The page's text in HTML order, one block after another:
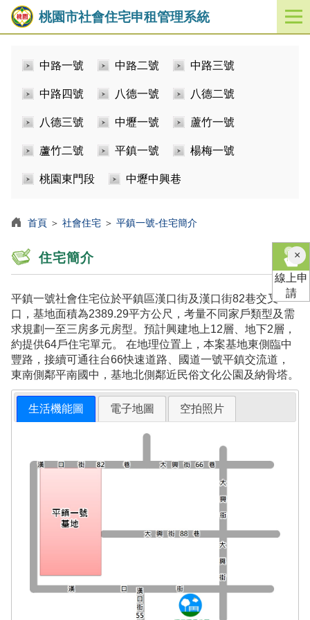
桃園市社會住宅申租管理系統
開
啟
中路一號 中路二號 中路三號
中路四號 八德一號 八德二號
八德三號 中壢一號 蘆竹一號
蘆竹二號 平鎮一號 楊梅一號
桃園東門段 中壢中興巷
首頁 ＞ 社會住宅 ＞ 平鎮一號-住宅簡介
住宅簡介
平鎮一號社會住宅位於平鎮區漢口街及漢口街82巷交叉
口，基地面積為2389.29平方公尺，考量不同家戶類型及需
求規劃一至三房多元房型。預計興建地上12層、地下2層，
約提供64戶住宅單元。 在地理位置上，本案基地東側臨中
豐路，接續可通往台66快速道路、國道一號平鎮交流道，
東南側鄰平南國中，基地北側鄰近民俗文化公園及納骨塔。
生活機能圖 電子地圖 空拍照片
×關
閉
線上申
請